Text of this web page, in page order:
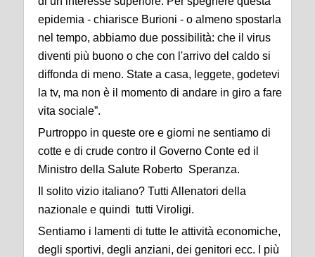
epidemia - chiarisce Burioni - o almeno spostarla
nel tempo, abbiamo due possibilità: che il virus
diventi più buono o che con l'arrivo del caldo si
diffonda di meno. State a casa, leggete, godetevi
la tv, ma non è il momento di andare in giro a fare
vita sociale”.
Purtroppo in queste ore e giorni ne sentiamo di
cotte e di crude contro il Governo Conte ed il
Ministro della Salute Roberto Speranza.
Il solito vizio italiano? Tutti Allenatori della
nazionale e quindi tutti Viroligi.
Sentiamo i lamenti di tutte le attività economiche,
degli sportivi, degli anziani, dei genitori ecc. I più